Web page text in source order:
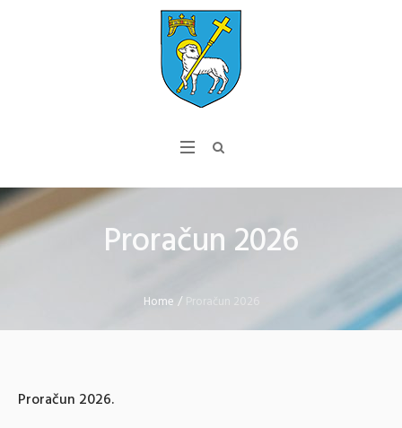
Proračun 2026
Home /Proračun 2026
Proračun 2026.